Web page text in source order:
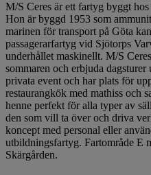
M/S Ceres är ett fartyg byggt
Hon är byggd 1953 som
marinen för transport på Göta
passagerarfartyg vid Sjötorps
underhållet maskinellt. M/S
sommaren och erbjuda
privata event och har plats för
restaurangkök med mathiss och
henne perfekt för alla typer av
den som vill ta över och driva
koncept med personal eller
utbildningsfartyg. Fartområde E
Skärgården.